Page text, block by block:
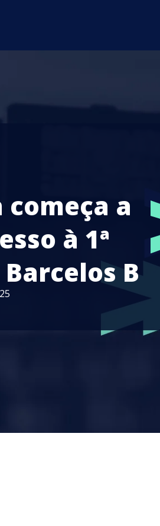
a
à 1ª
B